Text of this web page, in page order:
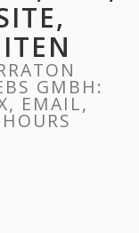
GMBH:
EMAIL,